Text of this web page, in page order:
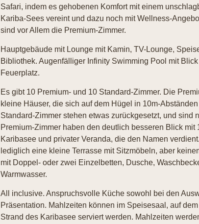
Safari, indem es gehobenen Komfort mit einem
Kariba-Sees vereint und dazu noch mit Wellness-
sind vor Allem die Premium-Zimmer.
Hauptgebäude mit Lounge mit Kamin, TV-Lounge,
Bibliothek. Augenfälliger Infinity Swimming Pool mit
Feuerplatz.
Es gibt 10 Premium- und 10 Standard-Zimmer. Die
kleine Häuser, die sich auf dem Hügel in 10m-
Standard-Zimmer stehen etwas zurückgesetzt, und sind
Premium-Zimmer haben den deutlich besseren Blick mit
Karibasee und privater Veranda, die den Namen
lediglich eine kleine Terrasse mit Sitzmöbeln, aber
mit Doppel- oder zwei Einzelbetten, Dusche,
Warmwasser.
All inclusive. Anspruchsvolle Küche sowohl bei den
Präsentation. Mahlzeiten können im Speisesaal, auf
Strand des Karibasee serviert werden. Mahlzeiten